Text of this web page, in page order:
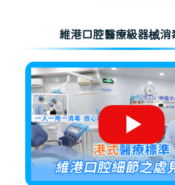
維港口腔醫療級器械消